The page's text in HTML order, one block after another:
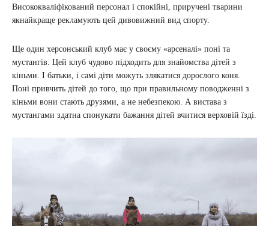
Висококваліфікований персонал і спокійні, приручені тварини
якнайкраще рекламують цей дивовижний вид спорту.
Ще один херсонський клуб має у своєму «арсеналі» поні та
мустангів. Цей клуб чудово підходить для знайомства дітей з
кіньми. І батьки, і самі діти можуть злякатися дорослого коня.
Поні привчить дітей до того, що при правильному поводженні з
кіньми вони стають друзями, а не небезпекою. А вистава з
мустангами здатна спонукати бажання дітей вчитися верховій їзді.